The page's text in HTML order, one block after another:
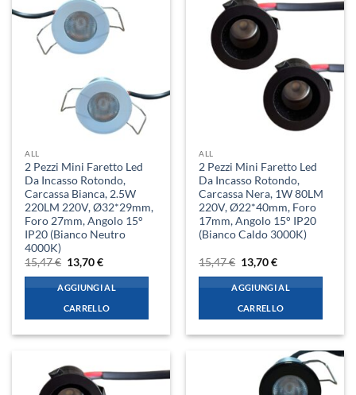
ALL
2 Pezzi Mini Faretto Led
Da Incasso Rotondo,
Carcassa Bianca, 2.5W
220LM 220V, Ø32*29mm,
Foro 27mm, Angolo 15°
IP20 (Bianco Neutro
4000K)
15,47€ Il
prezzo
originale
era:
15,47 €.
13,70€Il
attuale
è:
13,70 €.
AGGIUNGI AL
CARRELLO
ALL
2 Pezzi Mini Faretto Led
Da Incasso Rotondo,
Carcassa Nera, 1W 80LM
220V, Ø22*40mm, Foro
17mm, Angolo 15° IP20
(Bianco Caldo 3000K)
15,47€ Il
prezzo
originale
era:
15,47 €.
13,70€Il
attuale
è:
13,70 €.
AGGIUNGI AL
CARRELLO